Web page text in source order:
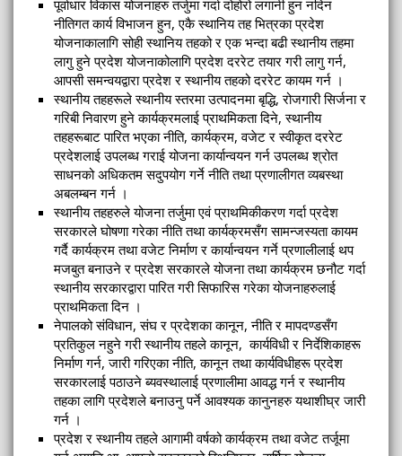
पूर्वाधार विकास योजनाहरु तर्जुमा गर्दा दोहोरो लगानी हुन नदिन
नीतिगत कार्य विभाजन हुन, एकै स्थानिय तह भित्रका प्रदेश
योजनाकालागि सोही स्थानिय तहको र एक भन्दा बढी स्थानीय तहमा
लागु हुने प्रदेश योजनाकोलागि प्रदेश दररेट तयार गरी लागु गर्न,
आपसी समन्वयद्वारा प्रदेश र स्थानीय तहको दररेट कायम गर्न ।
स्थानीय तहहरूले स्थानीय स्तरमा उत्पादनमा बृद्धि, रोजगारी सिर्जना र
गरिबी निवारण हुने कार्यक्रमलाई प्राथमिकता दिने, स्थानीय
तहहरूबाट पारित भएका नीति, कार्यक्रम, वजेट र स्वीकृत दररेट
प्रदेशलाई उपलब्ध गराई योजना कार्यान्वयन गर्न उपलब्ध श्रोत
साधनको अधिकतम सदुपयोग गर्ने नीति तथा प्रणालीगत व्यबस्था
अबलम्बन गर्न ।
स्थानीय तहहरुले योजना तर्जुमा एवं प्राथमिकीकरण गर्दा प्रदेश
सरकारले घोषणा गरेका नीति तथा कार्यक्रमसँग सामन्जस्यता कायम
गर्दै कार्यक्रम तथा वजेट निर्माण र कार्यान्वयन गर्ने प्रणालीलाई थप
मजबुत बनाउने र प्रदेश सरकारले योजना तथा कार्यक्रम छनौट गर्दा
स्थानीय सरकारद्वारा पारित गरी सिफारिस गरेका योजनाहरुलाई
प्राथमिकता दिन ।
नेपालको संविधान, संघ र प्रदेशका कानून, नीति र मापदण्डसँग
प्रतिकुल नहुने गरी स्थानीय तहले कानून, कार्यविधी र निर्देशिकाहरू
निर्माण गर्न, जारी गरिएका नीति, कानून तथा कार्यविधीहरू प्रदेश
सरकारलाई पठाउने ब्यवस्थालाई प्रणालीमा आवद्ध गर्न र स्थानीय
तहका लागि प्रदेशले बनाउनु पर्ने आवश्यक कानुनहरु यथाशीघ्र जारी
गर्न ।
प्रदेश र स्थानीय तहले आगामी वर्षको कार्यक्रम तथा वजेट तर्जूमा